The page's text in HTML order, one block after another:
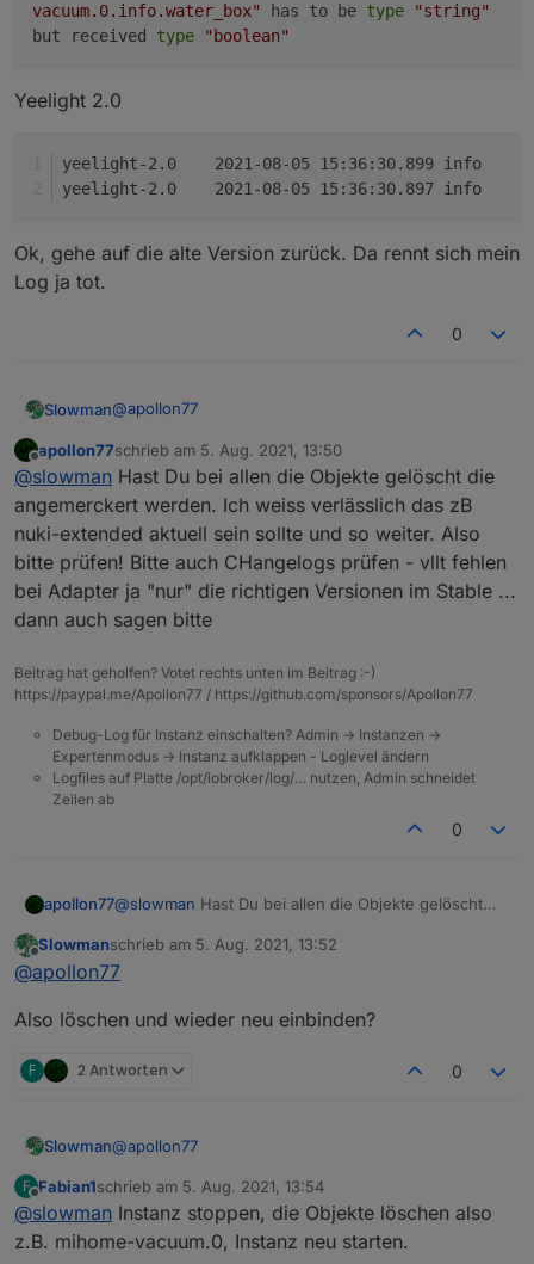
vacuum.0.info.water_box"
has to be type
"string"
but received type "boolean"
Yeelight 2.0
Ok, gehe auf die alte Version zurück. Da rennt sich mein
Log ja tot.
0
Slowman@apollon77
Dann auch SMA EM Adapter
sma-em.0	2021-08-05 15:37:54.664	info
sma-em.0	2021-08-05 15:37:54.663	info
sma-em.0	2021-08-05 15:37:54.663	info
Philips Hue
hue-extended.0	2021-08-05
hue-extended.0	2021-08-05
hue-extended.0	2021-08-05
hue-extended.0	2021-08-05 15:38:42.087
MiHome Vacuum
yeelight-2.0	2021-08-05 15:36:30.899
Ok, gehe auf die alte Version zurück. Da rennt sich
Offline
apollon77schrieb am 5. Aug. 2021, 13:50
zuletzt editiert von
@slowman Hast Du bei allen die Objekte gelöscht die
angemerckert werden. Ich weiss verlässlich das zB
nuki-extended aktuell sein sollte und so weiter. Also
bitte prüfen! Bitte auch CHangelogs prüfen - vllt fehlen
bei Adapter ja "nur" die richtigen Versionen im Stable ...
dann auch sagen bitte
Beitrag hat geholfen? Votet rechts unten im Beitrag :-)
https://paypal.me/Apollon77 / https://github.com/sponsors/Apollon77
Debug-Log für Instanz einschalten? Admin -> Instanzen ->
Expertenmodus -> Instanz aufklappen - Loglevel ändern
Logfiles auf Platte /opt/iobroker/log/… nutzen, Admin schneidet
Zeilen ab
0
apollon77@slowman Hast Du bei allen die Objekte gelöscht
zB nuki-extended aktuell sein sollte und so weiter.
Also bitte prüfen! Bitte auch CHangelogs prüfen -
Versionen im Stable ... dann auch sagen bitte
Offline
Slowmanschrieb am 5. Aug. 2021, 13:52
zuletzt editiert von
@apollon77
Also löschen und wieder neu einbinden?
F 2 Antworten 0
Slowman@apollon77
Also löschen und wieder neu einbinden?
F
Offline
Fabian1schrieb am 5. Aug. 2021, 13:54
zuletzt editiert von
@slowman Instanz stoppen, die Objekte löschen also
z.B. mihome-vacuum.0, Instanz neu starten.